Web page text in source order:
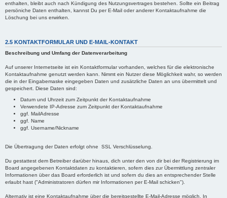
enthalten, bleibt auch nach Kündigung des Nutzungsvertrages bestehen. Sollte ein Beitrag
persöniche Daten enthalten, kannst Du per E-Mail oder anderer Kontaktaufnahme die
Löschung bei uns erwirken.
2.5 KONTAKTFORMULAR UND E-MAIL-KONTAKT
Beschreibung und Umfang der Datenverarbeitung
Auf unserer Internetseite ist ein Kontaktformular vorhanden, welches für die elektronische
Kontaktaufnahme genutzt werden kann. Nimmt ein Nutzer diese Möglichkeit wahr, so werden
die in der Eingabemaske eingegeben Daten und zusätzliche Daten an uns übermittelt und
gespeichert. Diese Daten sind:
Datum und Uhrzeit zum Zeitpunkt der Kontaktaufnahme
Verwendete IP-Adresse zum Zeitpunkt der Kontaktaufnahme
ggf. MailAdresse
ggf. Name
ggf. Username/Nickname
Die Übertragung der Daten erfolgt ohne SSL Verschlüsselung.
Du gestattest dem Betreiber darüber hinaus, dich unter den von dir bei der Registrierung im
Board angegebenen Kontaktdaten zu kontaktieren, sofern dies zur Übermittlung zentraler
Informationen über das Board erforderlich ist und sofern du dies an entsprechender Stelle
erlaubt hast ("Administratoren dürfen mir Informationen per E-Mail schicken").
Alternativ ist eine Kontaktaufnahme über die bereitgestellte E-Mail-Adresse möglich. In